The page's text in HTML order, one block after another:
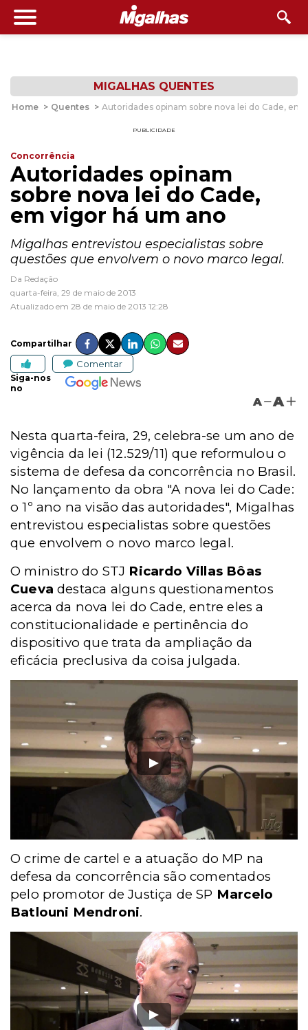
MIGALHAS QUENTES
Home > Quentes > Autoridades opinam sobre nova lei do Cade, em
PUBLICIDADE
Concorrência
Autoridades opinam
sobre nova lei do Cade,
em vigor há um ano
Migalhas entrevistou especialistas sobre
questões que envolvem o novo marco legal.
Da Redação
quarta-feira, 29 de maio de 2013
Atualizado em 28 de maio de 2013 12:28
Compartilhar
Comentar
Siga-nos
no
A A
Nesta quarta-feira, 29, celebra-se um ano de
vigência da lei (12.529/11) que reformulou o
sistema de defesa da concorrência no Brasil.
No lançamento da obra "A nova lei do Cade:
o 1º ano na visão das autoridades", Migalhas
entrevistou especialistas sobre questões
que envolvem o novo marco legal.
O ministro do STJ Ricardo Villas Bôas
Cueva destaca alguns questionamentos
acerca da nova lei do Cade, entre eles a
constitucionalidade e pertinência do
dispositivo que trata da ampliação da
eficácia preclusiva da coisa julgada.
O crime de cartel e a atuação do MP na
defesa da concorrência são comentados
pelo promotor de Justiça de SP Marcelo
Batlouni Mendroni.